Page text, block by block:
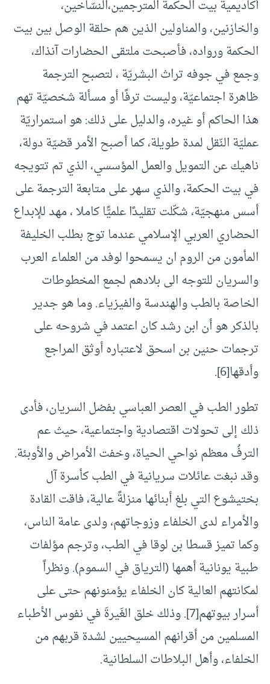
أكاديمية بيت الحكمة المترجمين،النسّاخين،
والخازنين، والمناولين الذين هم حلقة الوصل بين بيت
الحكمة ورواده، فأصبحت ملتقى الحضارات آنذاك،
وجمع في جوفه تراث البشريّة ، لتصبح الترجمة
ظاهرة اجتماعيّة، وليست ترفًا أو مسألة شخصيّة تهم
هذا الحاكم أو غيره، والدليل على ذلك: هو استمراريّة
عمليّة النّقل لمدة طويلة، كما أصبح الأمر قضيّة دولة،
ناهيك عن التمويل والعمل المؤسسي، الذي تم تتويجه
في بيت الحكمة، والذي سهر على متابعة الترجمة على
أسس منهجيّة، شكّلت تقليدًا علميًّا كاملا ، مهد للإبداع
الحضاري العربي الإسلامي عندما توج بطلب الخليفة
المأمون من الروم ان يسمحوا لوفد من العلماء العرب
والسريان للتوجه الى بلادهم لجمع المخطوطات
الخاصة بالطب والهندسة والفيزياء. وما هو جدير
بالذكر هو أن ابن رشد كان اعتمد في شروحه على
ترجمات حنين بن اسحق لاعتباره أوثق المراجع
وأدقها[6]
.
تطور الطب في العصر العباسي بفضل السريان، فأدى
ذلك إلى تحولات اقتصادية واجتماعية، حيث عم
الترفُ معظم نواحي الحياة، وخفت الأمراض والأوبئة.
وقد نبغت عائلات سريانية في الطب كأسرة آل
بختيشوع التي بلغ أبنائها منزلةً عالية، فاقت القادة
والأمراء لدى الخلفاء وزوجاتهم، ولدى عامة الناس،
وكما تميز قسطا بن لوقا في الطب، وترجم مؤلفات
طبية يونانية أهمها (الترياق في السموم). ونظراً
لمكانتهم العالية كان الخلفاء يؤمنونهم حتى على
أسرار بيوتهم[7] . وذلك خلق الغَيرةَ في نفوس الأطباء
المسلمين من أقرانهم المسيحيين لشدة قربهم من
الخلفاء، وأهل البلاطات السلطانية.